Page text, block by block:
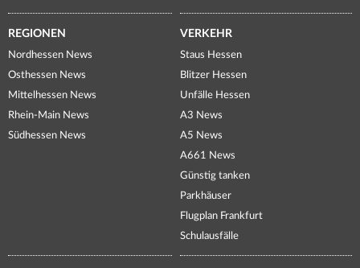
REGIONEN
Nordhessen News
Osthessen News
Mittelhessen News
Rhein-Main News
Südhessen News
VERKEHR
Staus Hessen
Blitzer Hessen
Unfälle Hessen
A3 News
A5 News
A661 News
Günstig tanken
Parkhäuser
Flugplan Frankfurt
Schulausfälle